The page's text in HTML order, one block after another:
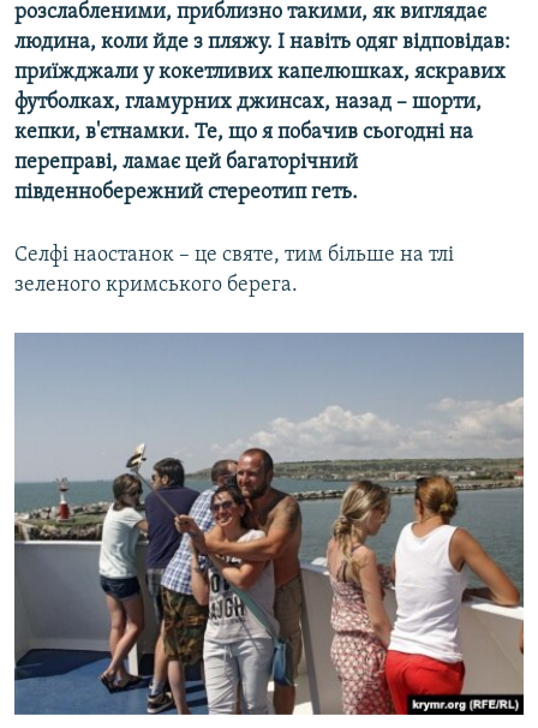
розслабленими, приблизно такими, як виглядає
людина, коли йде з пляжу. І навіть одяг відповідав:
приїжджали у кокетливих капелюшках, яскравих
футболках, гламурних джинсах, назад – шорти,
кепки, в'єтнамки. Те, що я побачив сьогодні на
переправі, ламає цей багаторічний
південнобережний стереотип геть.
Селфі наостанок – це святе, тим більше на тлі
зеленого кримського берега.